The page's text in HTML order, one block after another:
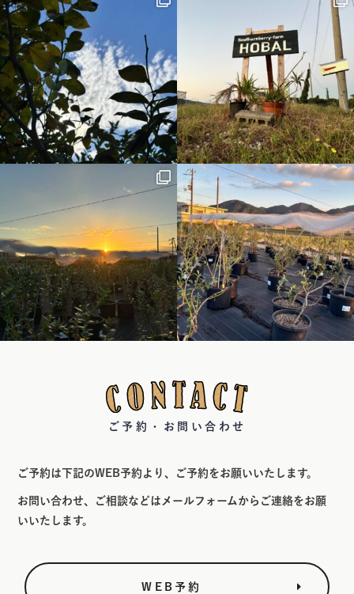
ご予約・お問い合わせ
ご予約は下記のWEB予約より、ご予約をお願いいたします。
お問い合わせ、ご相談などはメールフォームからご連絡をお願
いいたします。
WEB予約